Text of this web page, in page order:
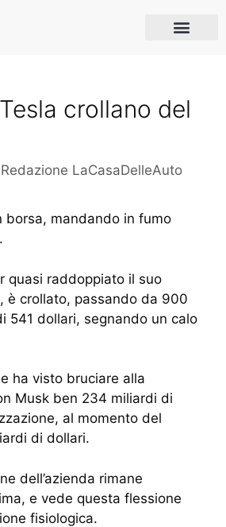
crollano del
Redazione LaCasaDelleAuto
borsa, mandando in fumo
quasi raddoppiato il suo
è crollato, passando da 900
541 dollari, segnando un calo
ha visto bruciare alla
Musk ben 234 miliardi di
al momento del
di dollari.
dell’azienda rimane
e vede questa flessione
fisiologica.